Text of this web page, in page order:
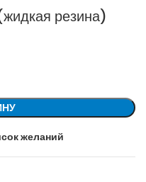
резина)
желаний